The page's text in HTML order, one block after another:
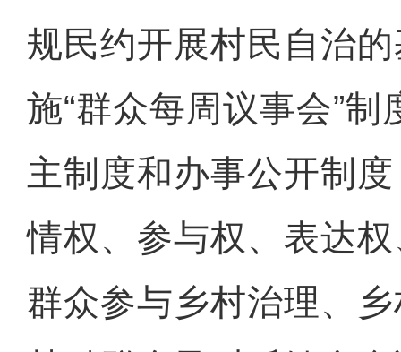
规民约开展村民自治
施“群众每周议事会”
主制度和办事公开制
情权、参与权、表达
群众参与乡村治理、